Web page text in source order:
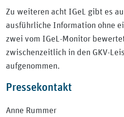
Zu weiteren acht IGeL gibt es
ausführliche Information ohne
zwei vom IGeL-Monitor
zwischenzeitlich in den GKV-
aufgenommen.
Pressekontakt
Anne Rummer